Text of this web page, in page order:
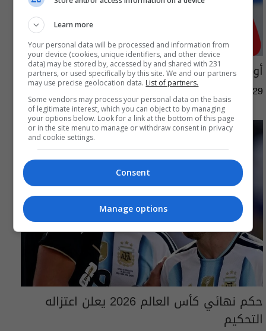
أوروبا تهدد بمقاطعة كأس العالم
09:19 | 2026-07-29
حكم نهائي كأس العالم 2026 يعلن اعتزاله
التحكيم
Learn more
Your personal data will be processed and information from
your device (cookies, unique identifiers, and other device
data) may be stored by, accessed by and shared with 231
partners, or used specifically by this site. We and our partners
may use precise geolocation data. List of partners.
Some vendors may process your personal data on the basis
of legitimate interest, which you can object to by managing
your options below. Look for a link at the bottom of this page
or in the site menu to manage or withdraw consent in privacy
and cookie settings.
Consent
Manage options